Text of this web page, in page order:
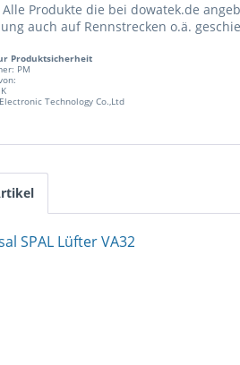
Alle Produkte die bei dowatek.de
auch auf Rennstrecken o.ä.
Produktsicherheit
PM
Technology Co.,Ltd